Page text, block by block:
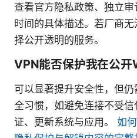
查看官方隐私政策、独立
时间的具体描述。若厂商
择公开透明的服务。
VPN能否保护我在公开
可以显著提升安全性，但
全习惯，如避免连接不受
证、更新系统与应用。 如